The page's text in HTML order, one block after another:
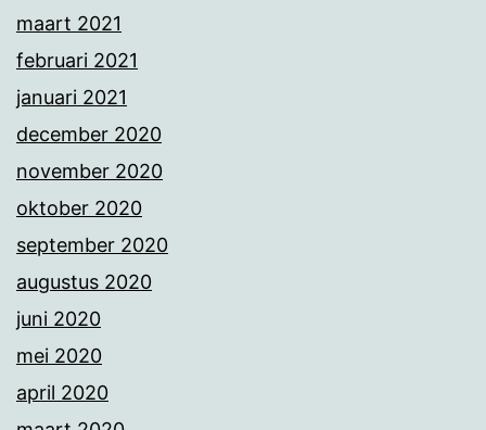
maart 2021
februari 2021
januari 2021
december 2020
november 2020
oktober 2020
september 2020
augustus 2020
juni 2020
mei 2020
april 2020